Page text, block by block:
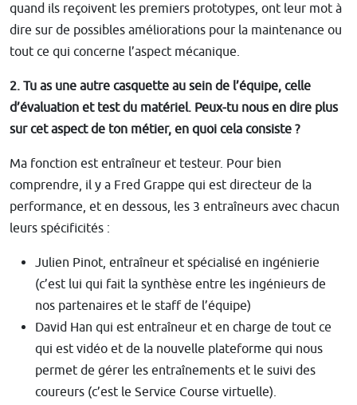
quand ils reçoivent les premiers prototypes, ont leur mot à
dire sur de possibles améliorations pour la maintenance ou
tout ce qui concerne l’aspect mécanique.
2. Tu as une autre casquette au sein de l’équipe, celle
d’évaluation et test du matériel. Peux-tu nous en dire plus
sur cet aspect de ton métier, en quoi cela consiste ?
Ma fonction est entraîneur et testeur. Pour bien
comprendre, il y a Fred Grappe qui est directeur de la
performance, et en dessous, les 3 entraîneurs avec chacun
leurs spécificités :
Julien Pinot, entraîneur et spécialisé en ingénierie
(c’est lui qui fait la synthèse entre les ingénieurs de
nos partenaires et le staff de l’équipe)
David Han qui est entraîneur et en charge de tout ce
qui est vidéo et de la nouvelle plateforme qui nous
permet de gérer les entraînements et le suivi des
coureurs (c’est le Service Course virtuelle).